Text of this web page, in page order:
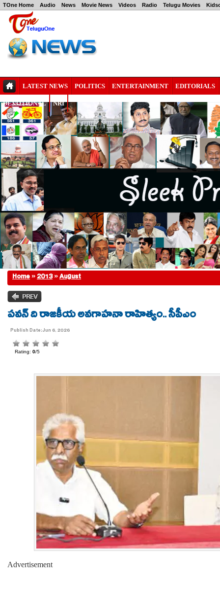
TOne Home Audio News Movie News Videos Radio Telugu Movies
LATEST NEWS POLITICS ENTERTAINMENT EDITORIALS
DEVOTIONAL NRI
Home»2013»August
పవన్ ది రాజకీయ అవగాహనా రాహిత్యం.. సీపీఎం
Publish Date:Jun 6, 2026
Advertisement